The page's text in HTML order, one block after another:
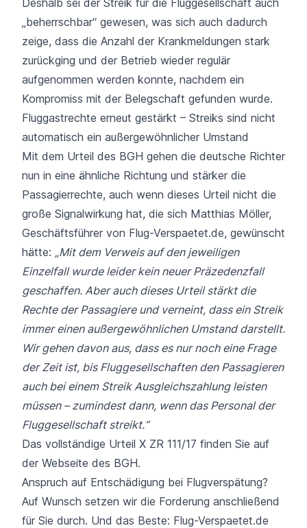
„beherrschbar“ gewesen, was sich auch dadurch
zeige, dass die Anzahl der Krankmeldungen stark
zurückging und der Betrieb wieder regulär
aufgenommen werden konnte, nachdem ein
Kompromiss mit der Belegschaft gefunden wurde.
Fluggastrechte erneut gestärkt – Streiks sind nicht
automatisch ein außergewöhnlicher Umstand
Mit dem Urteil des BGH gehen die deutsche Richter
nun in eine ähnliche Richtung und stärker die
Passagierrechte, auch wenn dieses Urteil nicht die
große Signalwirkung hat, die sich Matthias Möller,
Geschäftsführer von Flug-Verspaetet.de, gewünscht
hätte: „Mit dem Verweis auf den jeweiligen
Einzelfall wurde leider kein neuer Präzedenzfall
geschaffen. Aber auch dieses Urteil stärkt die
Rechte der Passagiere und verneint, dass ein Streik
immer einen außergewöhnlichen Umstand darstellt.
Wir gehen davon aus, dass es nur noch eine Frage
der Zeit ist, bis Fluggesellschaften den Passagieren
auch bei einem Streik Ausgleichszahlung leisten
müssen – zumindest dann, wenn das Personal der
Fluggesellschaft streikt.“
Das vollständige Urteil X ZR 111/17 finden Sie auf
der Webseite des BGH.
Anspruch auf Entschädigung bei Flugverspätung?
Auf Wunsch setzen wir die Forderung anschließend
für Sie durch. Und das Beste: Flug-Verspaetet.de